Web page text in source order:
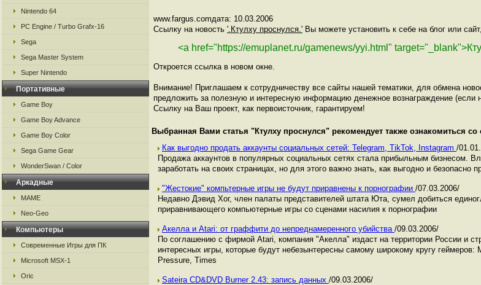
Nintendo 64
PC Engine / Turbo Grafx-16
Sega
Sega Master System
Super Nintendo
Портативные
Game Boy
Game Boy Advance
Game Boy Color
Sega Game Gear
WonderSwan / Color
Аркадные
MAME
Neo-Geo
Компьютеры
Современные Игры для ПК
Microsoft MSX-1
Oric
www.fargus.comдата: 10.03.2006
Ссылку на новость '.Ктулху проснулся.' Вы можете установить к себе на блог или
<a href="https://emuplanet.ru/gamenews/yyi.html"
Откроется ссылка в новом окне.
Внимание! Приглашаем к сотрудничеству все сайты нашей тематики, для обмена
предложить за полезную и интересную информацию денежное вознаграждение (если
Ссылку на Ваш проект, как первоисточник, гарантируем!
Выбранная Вами статья "Ктулху проснулся" рекомендует также ознакомиться
Как выгодно продать аккаунты социальных сетей: Telegram, TikTok, Instagram /
Продажа аккаунтов в популярных социальных сетях стала прибыльным бизнесом.
заработать на своих страницах, но для этого важно знать, как выгодно и безопасно
"Жестокие" компьтерные игры не будут приравнены к порнографии /07.03.2006/
Недавно Дэвид Хог, член палаты представителей штата Юта, сумел добиться
приравнивающего компьютерные игры со сценами насилия к порнографии
Акелла и Atari: от граффити до непреднамеренного убийства /09.03.2006/
По соглашению с фирмой Atari, компания "Акелла" издаст на территории России и
интересных игры, которые будут небезынтересны самому широкому кругу
Pressure, Times
Sateira CD&DVD Burner 2.43: запись данных /09.03.2006/